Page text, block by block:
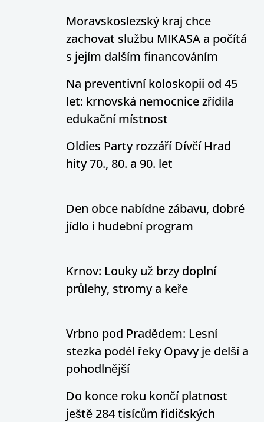
Moravskoslezský kraj chce
zachovat službu MIKASA a počítá
s jejím dalším financováním
Na preventivní koloskopii od 45
let: krnovská nemocnice zřídila
edukační místnost
Oldies Party rozzáří Dívčí Hrad
hity 70., 80. a 90. let
Den obce nabídne zábavu, dobré
jídlo i hudební program
Krnov: Louky už brzy doplní
průlehy, stromy a keře
Vrbno pod Pradědem: Lesní
stezka podél řeky Opavy je delší a
pohodlnější
Do konce roku končí platnost
ještě 284 tisícům řidičských